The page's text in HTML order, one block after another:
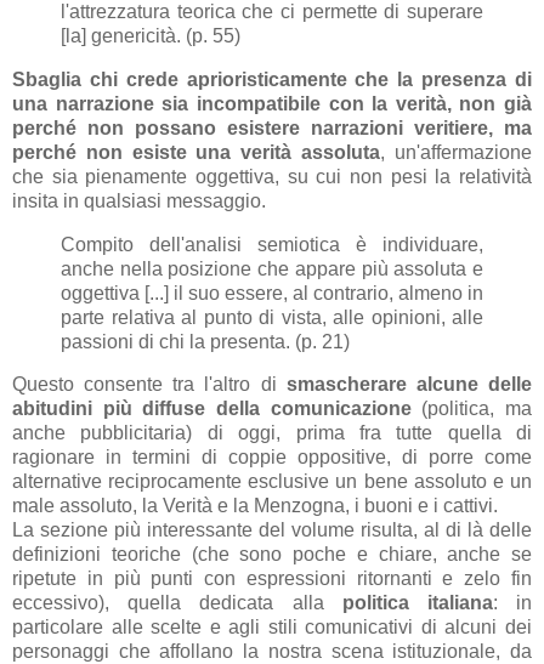
l'attrezzatura teorica che ci permette di superare
[la] genericità. (p. 55)
Sbaglia chi crede aprioristicamente che la presenza di
una narrazione sia incompatibile con la verità, non già
perché non possano esistere narrazioni veritiere, ma
perché non esiste una verità assoluta, un'affermazione
che sia pienamente oggettiva, su cui non pesi la relatività
insita in qualsiasi messaggio.
Compito dell'analisi semiotica è individuare,
anche nella posizione che appare più assoluta e
oggettiva [...] il suo essere, al contrario, almeno in
parte relativa al punto di vista, alle opinioni, alle
passioni di chi la presenta. (p. 21)
Questo consente tra l'altro di smascherare alcune delle
abitudini più diffuse della comunicazione (politica, ma
anche pubblicitaria) di oggi, prima fra tutte quella di
ragionare in termini di coppie oppositive, di porre come
alternative reciprocamente esclusive un bene assoluto e un
male assoluto, la Verità e la Menzogna, i buoni e i cattivi.
La sezione più interessante del volume risulta, al di là delle
definizioni teoriche (che sono poche e chiare, anche se
ripetute in più punti con espressioni ritornanti e zelo fin
eccessivo), quella dedicata alla politica italiana: in
particolare alle scelte e agli stili comunicativi di alcuni dei
personaggi che affollano la nostra scena istituzionale, da